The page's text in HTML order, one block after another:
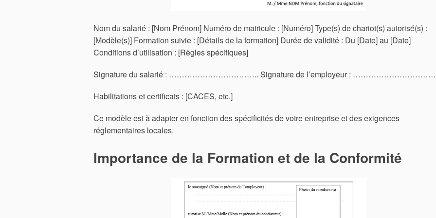
Nom du salarié : [Nom Prénom] Numéro de matricule : [Numéro] Type(s) de chariot(s) autorisé(s) :
[Modèle(s)] Formation suivie : [Détails de la formation] Durée de validité : Du [Date] au [Date]
Conditions d’utilisation : [Règles spécifiques]
Signature du salarié : …………………………….. Signature de l’employeur :
Habilitations et certificats : [CACES, etc.]
Ce modèle est à adapter en fonction des spécificités de votre entreprise et des exigences
réglementaires locales.
Importance de la Formation et de la Conformité